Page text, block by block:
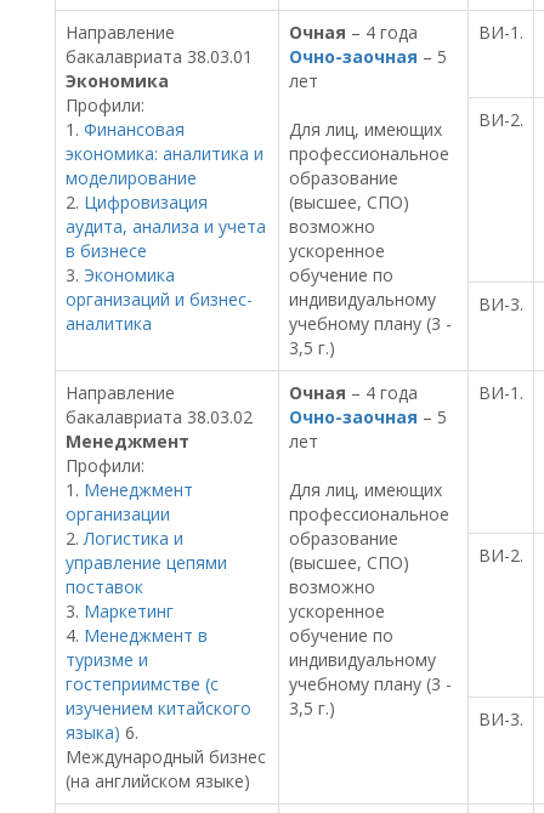
Направление
бакалавриата 38.03.01
Экономика
Профили:
1. Финансовая
экономика: аналитика и
моделирование
2. Цифровизация
аудита, анализа и учета
в бизнесе
3. Экономика
организаций и бизнес-
аналитика
Очная – 4 года
Очно-заочная – 5
лет
Для лиц, имеющих
профессиональное
образование
(высшее, СПО)
возможно
ускоренное
обучение по
индивидуальному
учебному плану (3 -
3,5 г.)
ВИ-1.
ВИ-2.
ВИ-3.
Направление
бакалавриата 38.03.02
Менеджмент
Профили:
1. Менеджмент
организации
2.Логистика и
управление цепями
поставок
3. Маркетинг
4. Менеджмент в
туризме и
гостеприимстве (с
изучением китайского
языка) 6.
Международный бизнес
(на английском языке)
Очная – 4 года
Очно-заочная – 5
лет
Для лиц, имеющих
профессиональное
образование
(высшее, СПО)
возможно
ускоренное
обучение по
индивидуальному
учебному плану (3 -
3,5 г.)
ВИ-1.
ВИ-2.
ВИ-3.